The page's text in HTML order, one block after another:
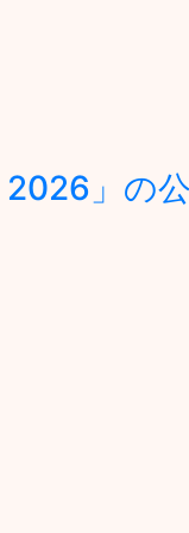
」の